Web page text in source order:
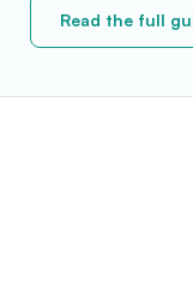
Read the full